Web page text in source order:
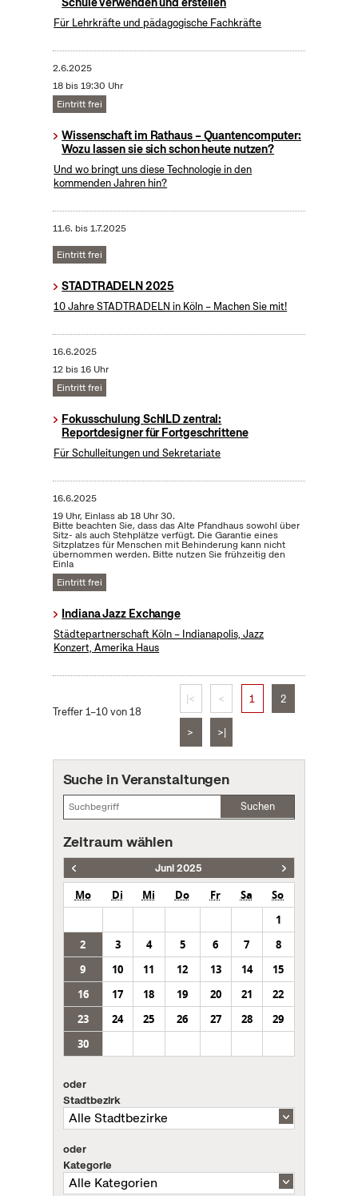
Für Lehrkräfte und pädagogische Fachkräfte
2.6.2025
18 bis 19:30 Uhr
Eintritt frei
Wissenschaft im Rathaus – Quantencomputer:
Wozu lassen sie sich schon heute nutzen?
Und wo bringt uns diese Technologie in den
kommenden Jahren hin?
11.6. bis1.7.2025
Eintritt frei
STADTRADELN 2025
10 Jahre STADTRADELN in Köln – Machen Sie mit!
16.6.2025
12 bis 16 Uhr
Eintritt frei
Fokusschulung SchILD zentral:
Reportdesigner für Fortgeschrittene
Für Schulleitungen und Sekretariate
16.6.2025
19 Uhr, Einlass ab 18 Uhr 30.
Bitte beachten Sie, dass das Alte Pfandhaus sowohl über
Sitz- als auch Stehplätze verfügt. Die Garantie eines
Sitzplatzes für Menschen mit Behinderung kann nicht
übernommen werden. Bitte nutzen Sie frühzeitig den
Einla
Eintritt frei
Indiana Jazz Exchange
Städtepartnerschaft Köln – Indianapolis, Jazz
Konzert, Amerika Haus
Treffer 1–10 von 18
|< < 1 2
> >|
Suche in Veranstaltungen
Suchen
Zeitraum wählen
Juni 2025
Mo Di Mi Do Fr Sa
So
1
2
3 4 5 6 7
8
9
10 11 12 13 14
15
16
17 18 19 20 21
22
23
24 25 26 27 28
29
30
oder
Stadtbezirk
oder
Kategorie